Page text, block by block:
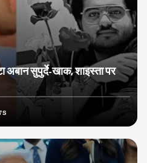
अबान सुपुर्दे-खाक, शाइस्ता पर